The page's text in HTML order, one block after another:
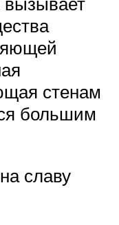
стенам
большим
славу